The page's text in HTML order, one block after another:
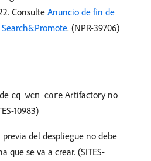
Consulte Anuncio de fin de
. (NPR-39706)
cq-wcm-core Artifactory no
10983)
del despliegue no debe
que se va a crear. (SITES-